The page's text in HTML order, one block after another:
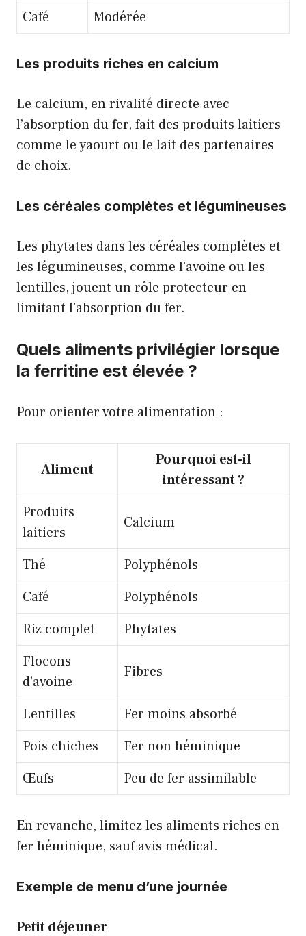
Café
Modérée
Les produits riches en calcium
Le calcium, en rivalité directe avec
l’absorption du fer, fait des produits laitiers
comme le yaourt ou le lait des partenaires
de choix.
Les céréales complètes et légumineuses
Les phytates dans les céréales complètes et
les légumineuses, comme l’avoine ou les
lentilles, jouent un rôle protecteur en
limitant l’absorption du fer.
Quels aliments privilégier lorsque
la ferritine est élevée ?
Pour orienter votre alimentation :
Aliment
Pourquoi est-il
intéressant ?
Produits
laitiers
Calcium
Thé
Polyphénols
Café
Polyphénols
Riz complet
Phytates
Flocons
d’avoine
Fibres
Lentilles
Fer moins absorbé
Pois chiches
Fer non héminique
Œufs
Peu de fer assimilable
En revanche, limitez les aliments riches en
fer héminique, sauf avis médical.
Exemple de menu d’une journée
Petit déjeuner